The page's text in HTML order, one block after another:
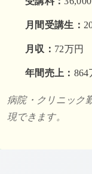
月間受講生：
月収： 72万円
年間売上： 864
病院・クリニック
現できます。